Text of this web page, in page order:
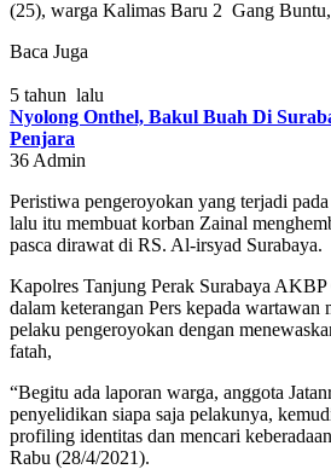
(25), warga Kalimas Baru 2 Gang Buntu,
Baca Juga
5 tahun lalu
Nyolong Onthel, Bakul Buah Di
Penjara
36 Admin
Peristiwa pengeroyokan yang terjadi
lalu itu membuat korban Zainal
pasca dirawat di RS. Al-irsyad Surabaya.
Kapolres Tanjung Perak Surabaya
dalam keterangan Pers kepada wartawan
pelaku pengeroyokan dengan
fatah,
“Begitu ada laporan warga, anggota
penyelidikan siapa saja pelakunya,
profiling identitas dan mencari
Rabu (28/4/2021).